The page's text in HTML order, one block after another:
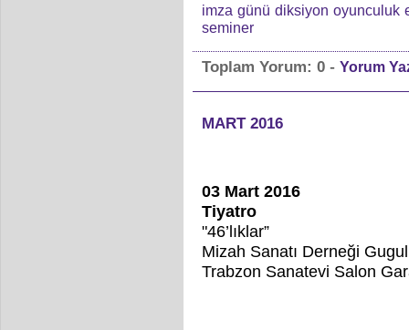
imza günü diksiyon oyunculuk
seminer
Toplam Yorum: 0- Yorum
MART 2016
03 Mart 2016
Tiyatro
"46’lıklar”
Mizah Sanatı Derneği
Trabzon Sanatevi Salon